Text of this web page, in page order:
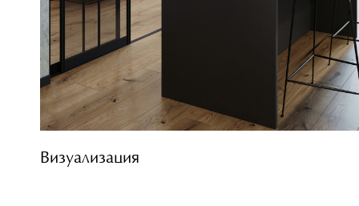
Визуализация